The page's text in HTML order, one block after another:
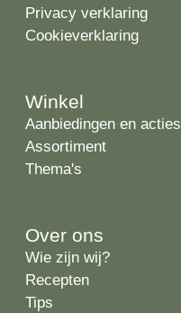
Privacy verklaring
Cookieverklaring
Winkel
Aanbiedingen en acties
Assortiment
Thema's
Over ons
Wie zijn wij?
Recepten
Tips